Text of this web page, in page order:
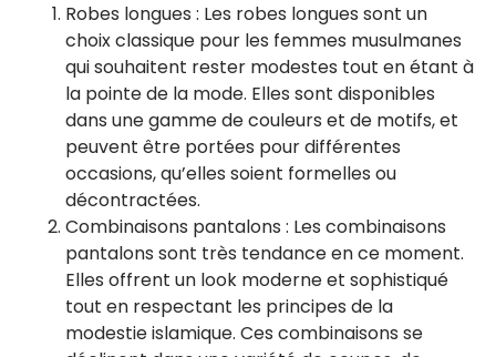
Robes longues : Les robes longues sont un
choix classique pour les femmes musulmanes
qui souhaitent rester modestes tout en étant à
la pointe de la mode. Elles sont disponibles
dans une gamme de couleurs et de motifs, et
peuvent être portées pour différentes
occasions, qu’elles soient formelles ou
décontractées.
Combinaisons pantalons : Les combinaisons
pantalons sont très tendance en ce moment.
Elles offrent un look moderne et sophistiqué
tout en respectant les principes de la
modestie islamique. Ces combinaisons se